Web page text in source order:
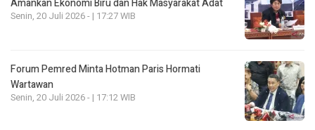
Amankan Ekonomi Biru dan Hak Masyarakat Adat
Senin, 20 Juli 2026 - | 17:27 WIB
Forum Pemred Minta Hotman Paris Hormati
Wartawan
Senin, 20 Juli 2026 - | 17:12 WIB